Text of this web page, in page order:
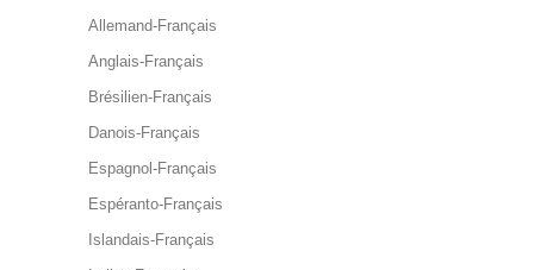
Allemand-Français
Anglais-Français
Brésilien-Français
Danois-Français
Espagnol-Français
Espéranto-Français
Islandais-Français